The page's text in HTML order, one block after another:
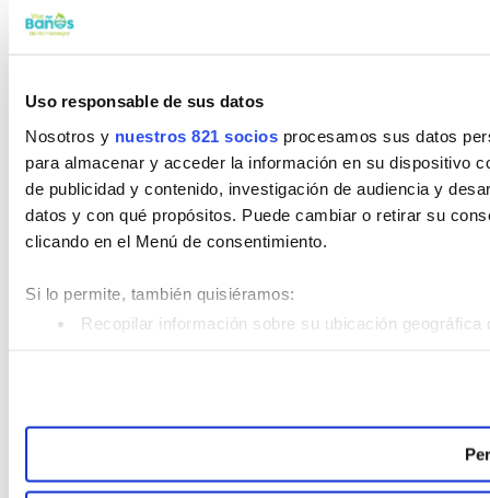
Uso responsable de sus datos
Nosotros y nuestros 821 socios procesamos sus datos
para almacenar y acceder la información en su dispositivo
de publicidad y contenido, investigación de audiencia y
datos y con qué propósitos. Puede cambiar o retirar su
clicando en el Menú de consentimiento.
Si lo permite, también quisiéramos:
Recopilar información sobre su ubicación
Las cookies de este sitio web se usan para personalizar
analizar el tráfico. Además, compartimos información